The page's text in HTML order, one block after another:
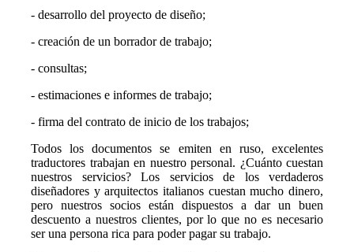
- desarrollo del proyecto de diseño;
- creación de un borrador de trabajo;
- consultas;
- estimaciones e informes de trabajo;
- firma del contrato de inicio de los trabajos;
Todos los documentos se emiten en ruso, excelentes
traductores trabajan en nuestro personal. ¿Cuánto cuestan
nuestros servicios? Los servicios de los verdaderos
diseñadores y arquitectos italianos cuestan mucho dinero,
pero nuestros socios están dispuestos a dar un buen
descuento a nuestros clientes, por lo que no es necesario
ser una persona rica para poder pagar su trabajo.